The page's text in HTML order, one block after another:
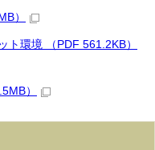
）
ト環境 （PDF 561.2KB）
）